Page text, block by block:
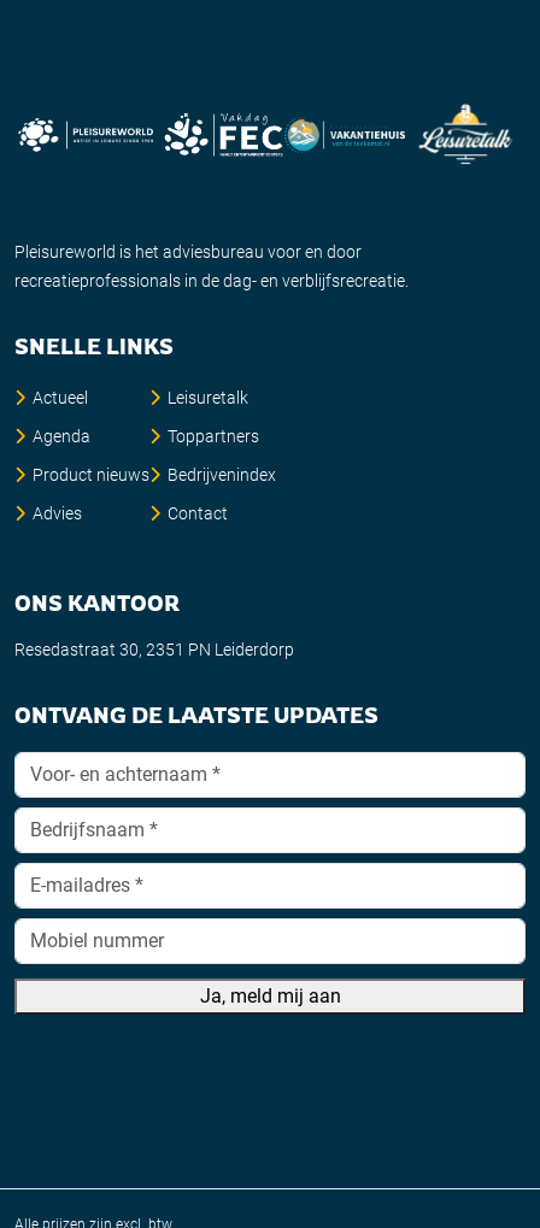
Pleisureworld is het adviesbureau voor en door
recreatieprofessionals in de dag- en verblijfsrecreatie.
SNELLE LINKS
Actueel
Agenda
Product nieuws
Advies
Leisuretalk
Toppartners
Bedrijvenindex
Contact
ONS KANTOOR
Resedastraat 30, 2351 PN Leiderdorp
ONTVANG DE LAATSTE UPDATES
Ja, meld mij aan
n
Alle prijzen zijn excl. btw.